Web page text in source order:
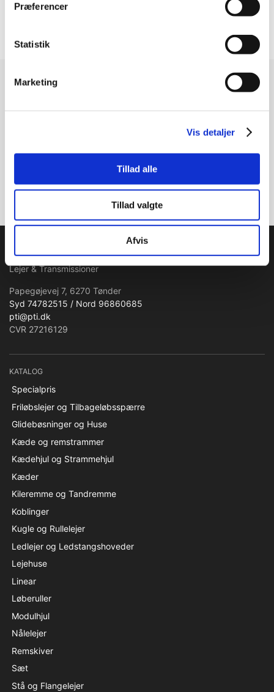
Præferencer
Statistik
Marketing
Vis detaljer
Tillad alle
Tillad valgte
Afvis
Modtag vores nyhedsbrev
Tilmeld
Lejer & Transmissioner
Papegøjevej 7, 6270 Tønder
Syd 74782515 / Nord 96860685
pti@pti.dk
CVR 27216129
KATALOG
Specialpris
Friløbslejer og Tilbageløbsspærre
Glidebøsninger og Huse
Kæde og remstrammer
Kædehjul og Strammehjul
Kæder
Kileremme og Tandremme
Koblinger
Kugle og Rullelejer
Ledlejer og Ledstangshoveder
Lejehuse
Linear
Løberuller
Modulhjul
Nålelejer
Remskiver
Sæt
Stå og Flangelejer